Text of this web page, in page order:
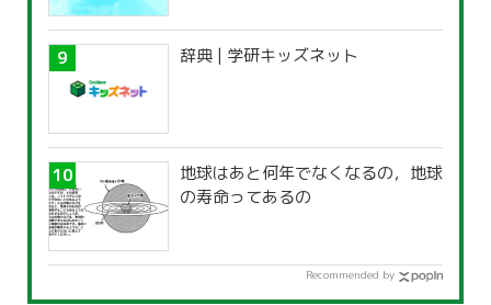
辞典 | 学研キッズネット
地球はあと何年でなくなるの，地球
の寿命ってあるの
Recommended by